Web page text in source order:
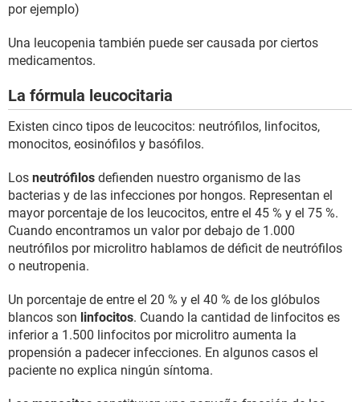
por ejemplo)
Una leucopenia también puede ser causada por ciertos
medicamentos.
La fórmula leucocitaria
Existen cinco tipos de leucocitos: neutrófilos, linfocitos,
monocitos, eosinófilos y basófilos.
Los neutrófilos defienden nuestro organismo de las
bacterias y de las infecciones por hongos. Representan el
mayor porcentaje de los leucocitos, entre el 45 % y el 75 %.
Cuando encontramos un valor por debajo de 1.000
neutrófilos por microlitro hablamos de déficit de neutrófilos
o neutropenia.
Un porcentaje de entre el 20 % y el 40 % de los glóbulos
blancos son linfocitos. Cuando la cantidad de linfocitos es
inferior a 1.500 linfocitos por microlitro aumenta la
propensión a padecer infecciones. En algunos casos el
paciente no explica ningún síntoma.